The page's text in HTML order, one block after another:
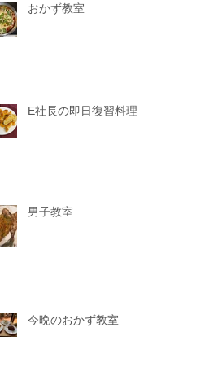
おかず教室
E社長の即日復習料理
男子教室
今晩のおかず教室